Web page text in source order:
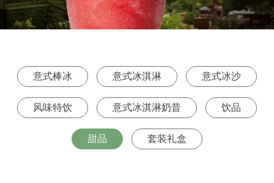
意式棒冰 意式冰淇淋 意式冰沙
风味特饮 意式冰淇淋奶昔 饮品
甜品 套装礼盒